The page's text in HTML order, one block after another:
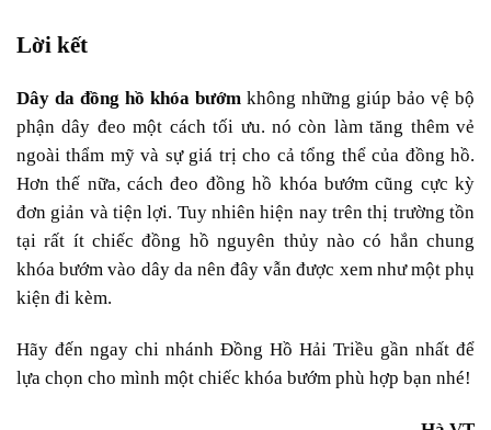
Lời kết
Dây da đồng hồ khóa bướm không những giúp bảo vệ bộ
phận dây đeo một cách tối ưu. nó còn làm tăng thêm vẻ
ngoài thẩm mỹ và sự giá trị cho cả tổng thể của đồng hồ.
Hơn thế nữa, cách đeo đồng hồ khóa bướm cũng cực kỳ
đơn giản và tiện lợi. Tuy nhiên hiện nay trên thị trường tồn
tại rất ít chiếc đồng hồ nguyên thủy nào có hắn chung
khóa bướm vào dây da nên đây vẫn được xem như một phụ
kiện đi kèm.
Hãy đến ngay chi nhánh Đồng Hồ Hải Triều gần nhất để
lựa chọn cho mình một chiếc khóa bướm phù hợp bạn nhé!